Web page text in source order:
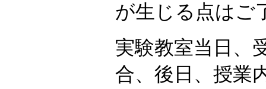
が生じる点はご
実験教室当日、
合、後日、授業